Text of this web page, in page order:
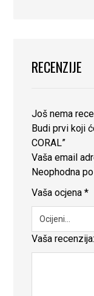
RECENZIJE
Još nema
Budi prvi koji
CORAL”
Vaša email
Neophodna
Vaša ocjena*
Vaša